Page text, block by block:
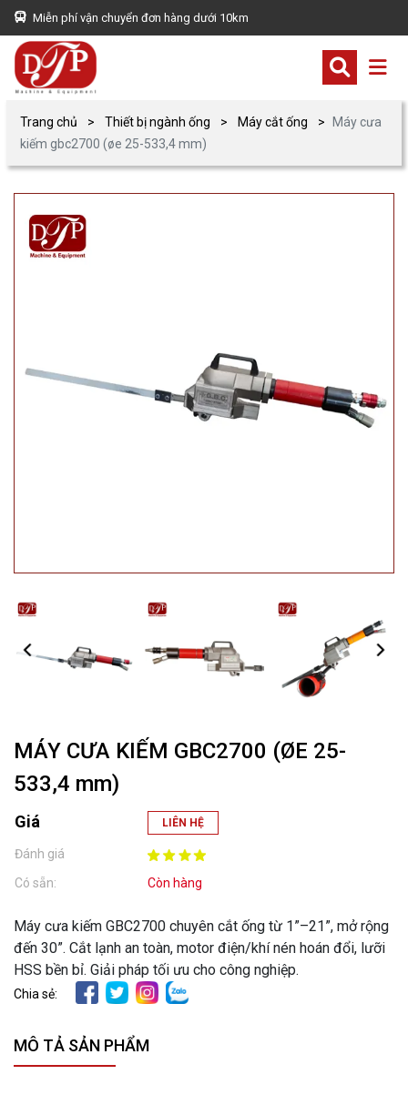
Miễn phí vận chuyển đơn hàng dưới 10km
Trang chủ Thiết bị ngành ống Máy cắt ống
Máy cưa
kiếm gbc2700 (øe 25-533,4 mm)
MÁY CƯA KIẾM GBC2700 (ØE 25-
533,4 mm)
Giá LIÊN HỆ
Đánh giá
Có sẵn:
Còn hàng
Máy cưa kiếm GBC2700 chuyên cắt ống từ 1”–21”, mở rộng
đến 30”. Cắt lạnh an toàn, motor điện/khí nén hoán đổi, lưỡi
HSS bền bỉ. Giải pháp tối ưu cho công nghiệp.
Chia sẻ:
MÔ TẢ SẢN PHẨM